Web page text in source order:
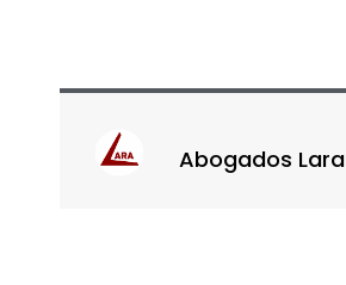
Abogados Lara